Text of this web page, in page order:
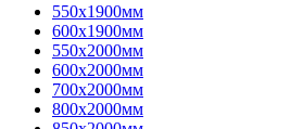
550х1900мм
600х1900мм
550х2000мм
600х2000мм
700х2000мм
800х2000мм